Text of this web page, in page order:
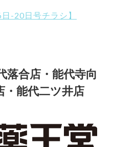
日-20日号チラシ】
落合店・能代寺向
・能代二ツ井店